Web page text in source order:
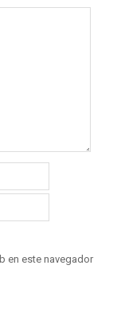
en este navegador